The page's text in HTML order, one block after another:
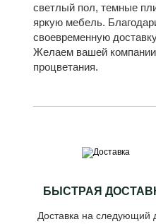
светлый пол, темные
яркую мебель.
своевременную
Желаем вашей
процветания.
БЫСТРАЯ
Доставка на следующий